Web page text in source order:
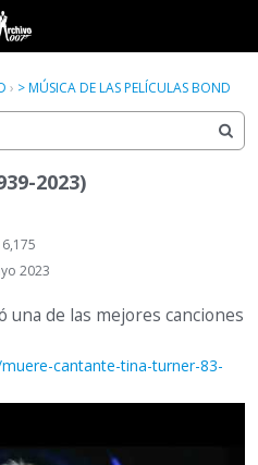
Registrarse ×
› > MÚSICA DE LAS PELÍCULAS BOND
2023)
2023
una de las mejores canciones
cantante-tina-turner-83-